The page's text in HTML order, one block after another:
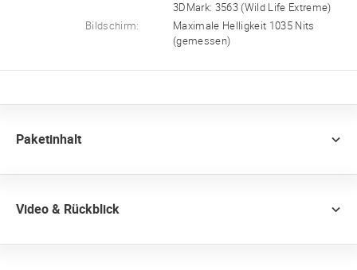
3DMark: 3563 (Wild Life Extreme)
Bildschirm:
Maximale Helligkeit 1035 Nits
(gemessen)
Paketinhalt
Video & Rückblick